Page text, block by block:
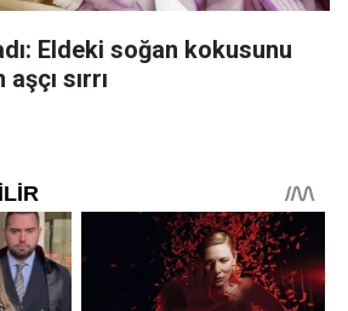
Eldeki soğan kokusunu
sırrı